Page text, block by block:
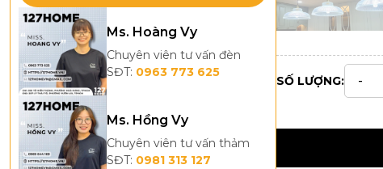
Ms. Hoàng Vy
Chuyên viên tư vấn đèn
SĐT: 0963 773 625
Ms. Hồng Vy
Chuyên viên tư vấn thảm
SĐT: 0981 313 127
SỐ LƯỢNG: